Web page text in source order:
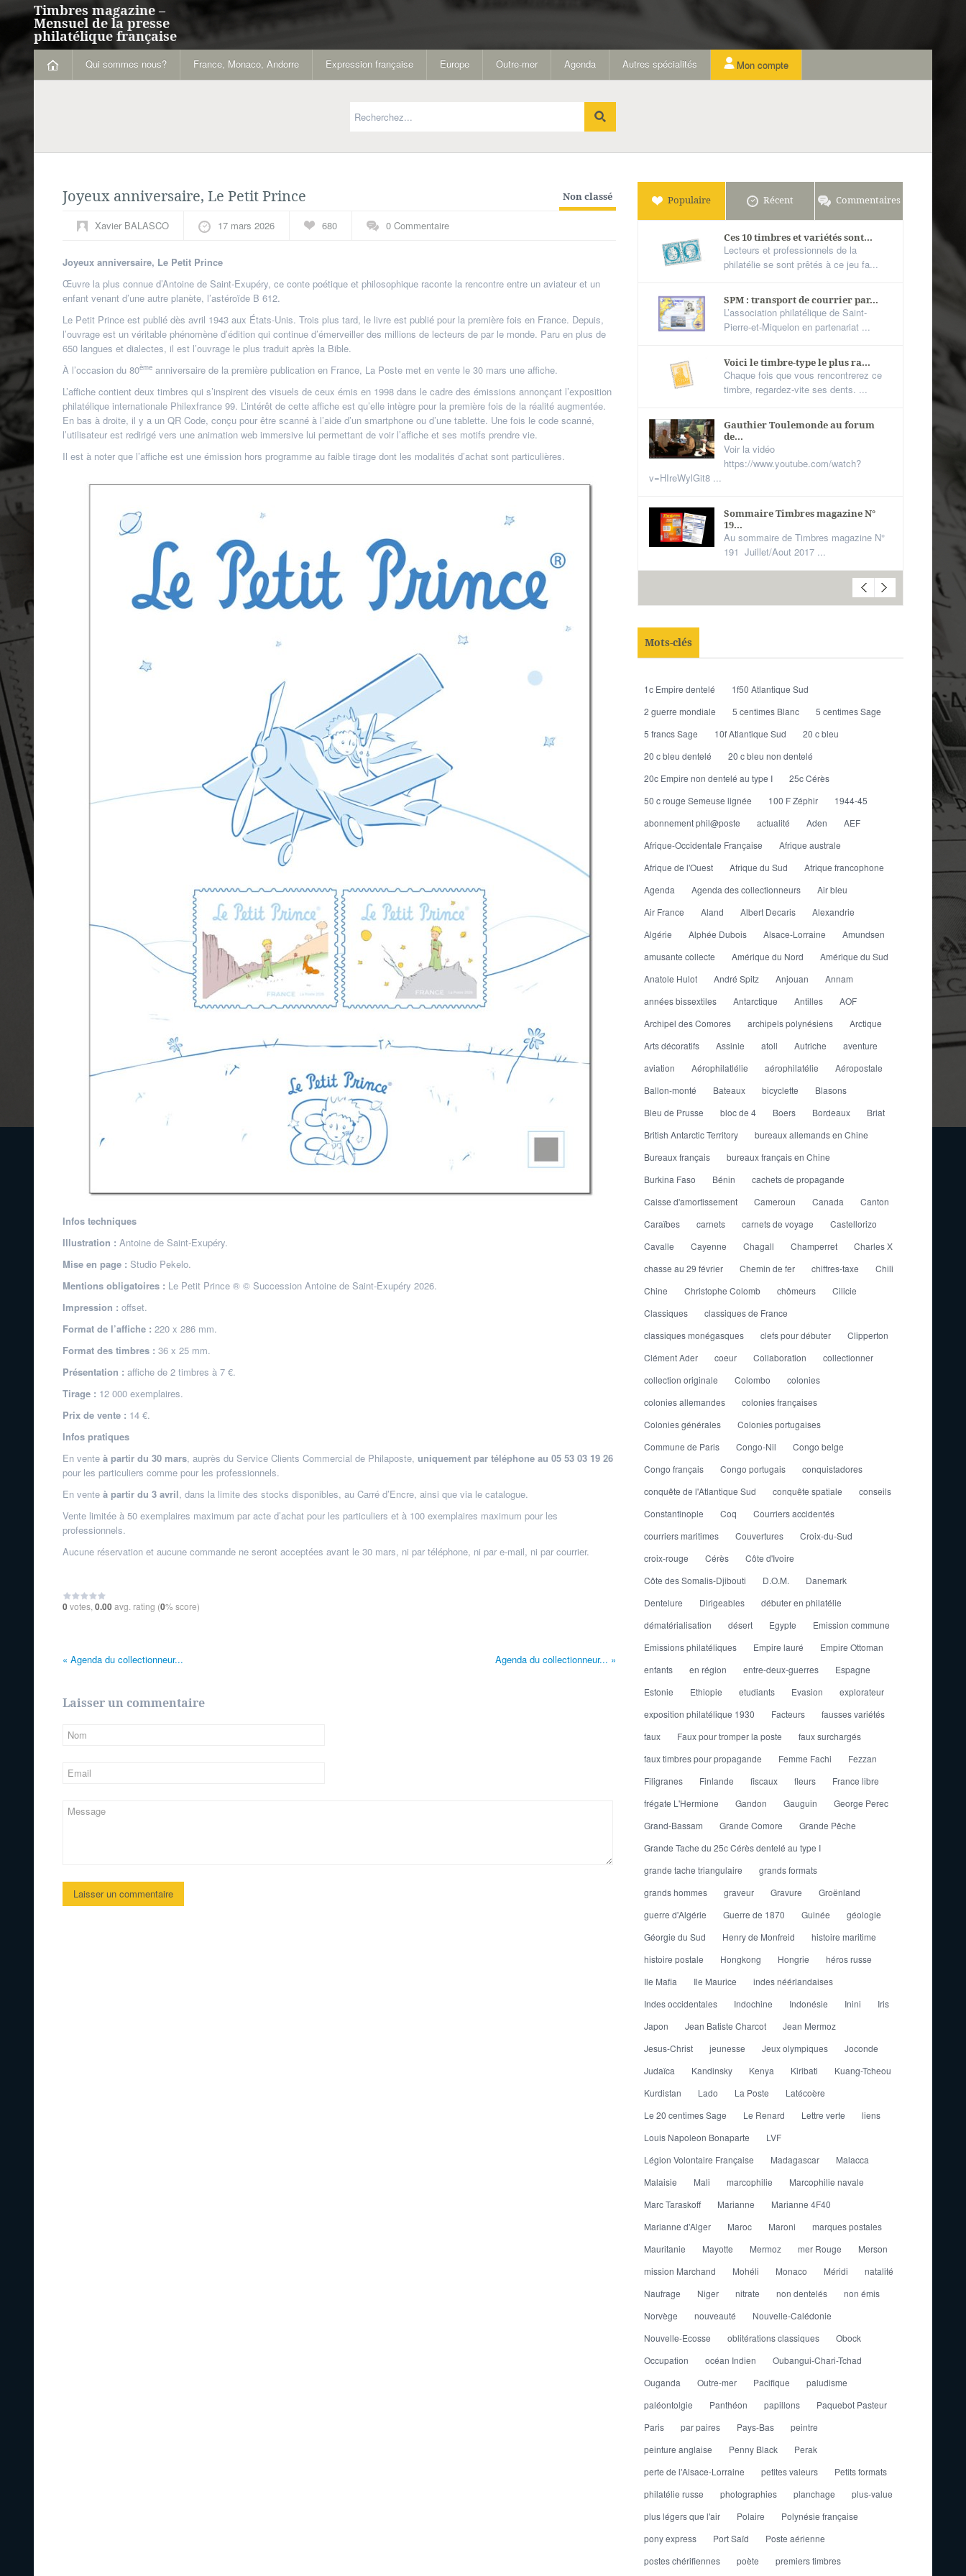
Timbres magazine –
Mensuel de la presse
philatélique française
Qui sommes nous? France, Monaco, Andorre Expression française Europe Outre-mer Agenda Autres spécialités Mon compte
Joyeux anniversaire, Le Petit Prince Non classé
Xavier BALASCO 17 mars 2026 680 0 Commentaire
Joyeux anniversaire, Le Petit Prince
Œuvre la plus connue d’Antoine de Saint-Exupéry, ce conte poétique et philosophique raconte la rencontre entre un aviateur et un
enfant venant d’une autre planète, l’astéroïde B 612.
Le Petit Prince est publié dès avril 1943 aux États-Unis. Trois plus tard, le livre est publié pour la première fois en France. Depuis,
l’ouvrage est un véritable phénomène d’édition qui continue d’émerveiller des millions de lecteurs de par le monde. Paru en plus de
650 langues et dialectes, il est l’ouvrage le plus traduit après la Bible.
À l’occasion du 80ème anniversaire de la première publication en France, La Poste met en vente le 30 mars une affiche.
L’affiche contient deux timbres qui s’inspirent des visuels de ceux émis en 1998 dans le cadre des émissions annonçant l’exposition
philatélique internationale Philexfrance 99. L’intérêt de cette affiche est qu’elle intègre pour la première fois de la réalité augmentée.
En bas à droite, il y a un QR Code, conçu pour être scanné à l’aide d’un smartphone ou d’une tablette. Une fois le code scanné,
l’utilisateur est redirigé vers une animation web immersive lui permettant de voir l’affiche et ses motifs prendre vie.
Il est à noter que l’affiche est une émission hors programme au faible tirage dont les modalités d’achat sont particulières.
Infos techniques
Illustration : Antoine de Saint-Exupéry.
Mise en page : Studio Pekelo.
Mentions obligatoires : Le Petit Prince ® © Succession Antoine de Saint-Exupéry 2026.
Impression : offset.
Format de l’affiche : 220 x 286 mm.
Format des timbres : 36 x 25 mm.
Présentation : affiche de 2 timbres à 7 €.
Tirage : 12 000 exemplaires.
Prix de vente : 14 €.
Infos pratiques
En vente à partir du 30 mars, auprès du Service Clients Commercial de Philaposte, uniquement par téléphone au 05 53 03 19 26
pour les particuliers comme pour les professionnels.
En vente à partir du 3 avril, dans la limite des stocks disponibles, au Carré d’Encre, ainsi que via le catalogue.
Vente limitée à 50 exemplaires maximum par acte d’achat pour les particuliers et à 100 exemplaires maximum pour les
professionnels.
Aucune réservation et aucune commande ne seront acceptées avant le 30 mars, ni par téléphone, ni par e-mail, ni par courrier.
0votes, 0.00avg. rating (0% score)
« Agenda du collectionneur... Agenda du collectionneur... »
Laisser un commentaire
Populaire Récent Commentaires
Ces 10 timbres et variétés sont...
Lecteurs et professionnels de la
philatélie se sont prêtés à ce jeu fa...
SPM : transport de courrier par...
L’association philatélique de Saint-
Pierre-et-Miquelon en partenariat ...
Voici le timbre-type le plus ra...
Chaque fois que vous rencontrerez ce
timbre, regardez-vite ses dents. ...
Gauthier Toulemonde au forum
de...
Voir la vidéo
https://www.youtube.com/watch?
v=HIreWylGit8 ...
Sommaire Timbres magazine N°
19...
Au sommaire de Timbres magazine N°
191 Juillet/Aout 2017 ...
Mots-clés
1c Empire dentelé
1f50 Atlantique Sud
2 guerre mondiale
5 centimes Blanc
5 centimes Sage
5 francs Sage
10f Atlantique Sud
20 c bleu
20 c bleu dentelé
20 c bleu non dentelé
20c Empire non dentelé au type I
25c Cérès
50 c rouge Semeuse lignée
100 F Zéphir
1944-45
abonnement phil@poste
actualité Aden
AEF
Afrique-Occidentale Française
Afrique australe
Afrique de l'Ouest
Afrique du Sud
Afrique francophone
Agenda
Agenda des collectionneurs
Air bleu
Air France
Aland Albert Decaris
Alexandrie
Algérie
Alphée Dubois Alsace-Lorraine
Amundsen
amusante collecte
Amérique du Nord
Amérique du Sud
Anatole Hulot
André Spitz Anjouan
Annam
années bissextiles
Antarctique Antilles
AOF
Archipel des Comores
archipels polynésiens
Arctique
Arts décoratifs
Assinie atoll Autriche
aventure
aviation
Aérophilatlélie aérophilatélie
Aéropostale
Ballon-monté
Bateaux bicyclette
Blasons
Bleu de Prusse
bloc de 4 Boers Bordeaux
Briat
British Antarctic Territory
bureaux allemands en Chine
Bureaux français
bureaux français en Chine
Burkina Faso
Bénin
cachets de propagande
Caisse d'amortissement
Cameroun Canada
Canton
Caraïbes
carnets carnets de voyage
Castellorizo
Cavalle
Cayenne Chagall Champerret
Charles X
chasse au 29 février
Chemin de fer chiffres-taxe
Chili
Chine
Christophe Colomb chômeurs
Cilicie
Classiques
classiques de France
classiques monégasques
clefs pour débuter
Clipperton
Clément Ader
coeur Collaboration
collectionner
collection originale
Colombo
colonies
colonies allemandes
colonies françaises
Colonies générales
Colonies portugaises
Commune de Paris
Congo-Nil
Congo belge
Congo français
Congo portugais
conquistadores
conquête de l'Atlantique Sud
conquête spatiale
conseils
Constantinople
Coq
Courriers accidentés
courriers maritimes
Couvertures
Croix-du-Sud
croix-rouge
Cérès
Côte d'Ivoire
Côte des Somalis-Djibouti
D.O.M.
Danemark
Dentelure
Dirigeables
débuter en philatélie
dématérialisation
désert Egypte
Emission commune
Emissions philatéliques
Empire lauré
Empire Ottoman
enfants
en région entre-deux-guerres
Espagne
Estonie
Ethiopie etudiants Evasion
explorateur
exposition philatélique 1930
Facteurs
fausses variétés
faux
Faux pour tromper la poste
faux surchargés
faux timbres pour propagande
Femme Fachi
Fezzan
Filigranes
Finlande fiscaux fleurs
France libre
frégate L'Hermione
Gandon Gauguin
George Perec
Grand-Bassam
Grande Comore
Grande Pêche
Grande Tache du 25c Cérès dentelé au type I
grande tache triangulaire
grands formats
grands hommes
graveur Gravure
Groënland
guerre d'Algérie
Guerre de 1870 Guinée
géologie
Géorgie du Sud
Henry de Monfreid
histoire maritime
histoire postale
Hongkong Hongrie
héros russe
Ile Mafia
Ile Maurice
indes néérlandaises
Indes occidentales
Indochine Indonésie Inini
Iris
Japon
Jean Batiste Charcot
Jean Mermoz
Jesus-Christ
jeunesse Jeux olympiques
Joconde
Judaïca
Kandinsky Kenya Kiribati
Kuang-Tcheou
Kurdistan
Lado La Poste
Latécoère
Le 20 centimes Sage
Le Renard Lettre verte
liens
Louis Napoleon Bonaparte
LVF
Légion Volontaire Française
Madagascar
Malacca
Malaisie
Mali marcophilie
Marcophilie navale
Marc Taraskoff
Marianne
Marianne 4F40
Marianne d'Alger
Maroc Maroni
marques postales
Mauritanie
Mayotte Mermoz mer Rouge
Merson
mission Marchand
Mohéli Monaco Méridi
natalité
Naufrage
Niger nitrate non dentelés
non émis
Norvège
nouveauté
Nouvelle-Calédonie
Nouvelle-Ecosse
oblitérations classiques
Obock
Occupation
océan Indien
Oubangui-Chari-Tchad
Ouganda
Outre-mer Pacifique
paludisme
paléontolgie
Panthéon papillons
Paquebot Pasteur
Paris
par paires Pays-Bas
peintre
peinture anglaise
Penny Black
Perak
perte de l'Alsace-Lorraine
petites valeurs
Petits formats
philatélie russe
photographies planchage
plus-value
plus légers que l'air
Polaire
Polynésie française
pony express
Port Saïd
Poste aérienne
postes chérifiennes
poète premiers timbres